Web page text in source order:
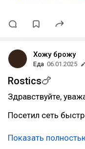
Хожу брожу
Еда 06.01.2025
Rostics🍗
Здравствуйте,
Посетил сеть
Показать